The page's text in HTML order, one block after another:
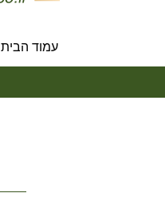
עמוד הבית